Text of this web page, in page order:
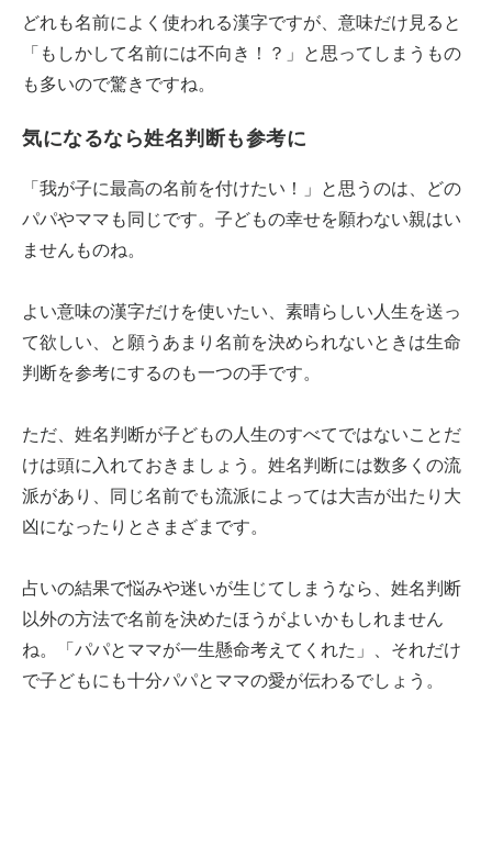
どれも名前によく使われる漢字ですが、意味だけ見ると
「もしかして名前には不向き！？」と思ってしまうもの
も多いので驚きですね。
気になるなら姓名判断も参考に
「我が子に最高の名前を付けたい！」と思うのは、どの
パパやママも同じです。子どもの幸せを願わない親はい
ませんものね。
よい意味の漢字だけを使いたい、素晴らしい人生を送っ
て欲しい、と願うあまり名前を決められないときは生命
判断を参考にするのも一つの手です。
ただ、姓名判断が子どもの人生のすべてではないことだ
けは頭に入れておきましょう。姓名判断には数多くの流
派があり、同じ名前でも流派によっては大吉が出たり大
凶になったりとさまざまです。
占いの結果で悩みや迷いが生じてしまうなら、姓名判断
以外の方法で名前を決めたほうがよいかもしれません
ね。「パパとママが一生懸命考えてくれた」、それだけ
で子どもにも十分パパとママの愛が伝わるでしょう。